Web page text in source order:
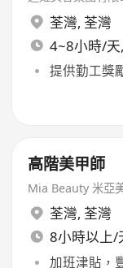
荃灣, 荃灣
4~8小時/
提供勤工獎
高階美甲師
Mia Beauty 米亞
荃灣, 荃灣
8小時以上/
加班津貼，